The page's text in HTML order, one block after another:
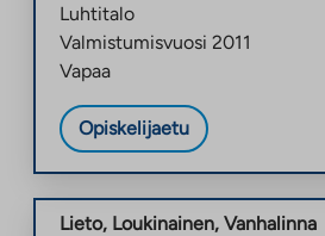
Luhtitalo
Valmistumisvuosi 2011
Vapaa
Opiskelijaetu
Lieto, Loukinainen, Vanhalinna